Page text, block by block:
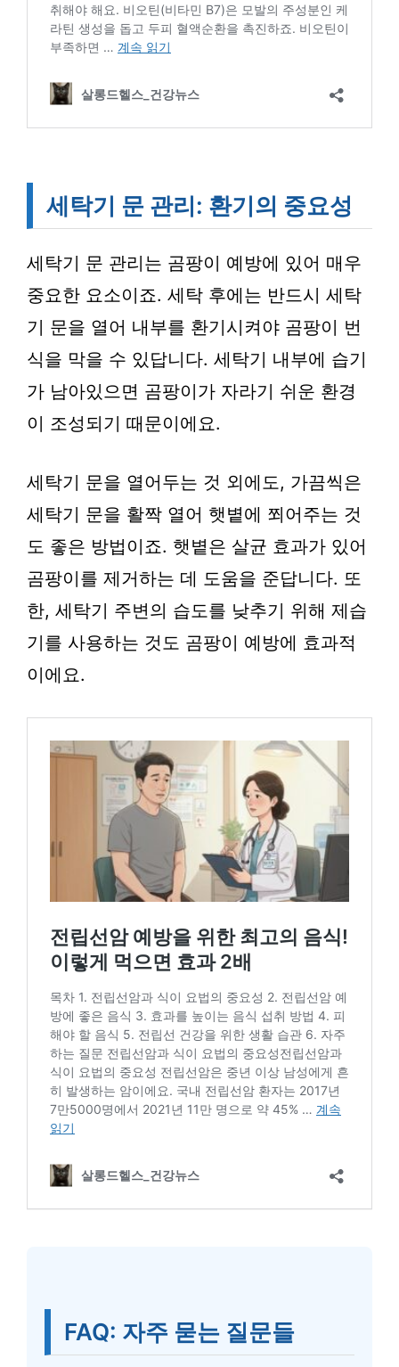
세탁기 문 관리: 환기의 중요성
세탁기 문 관리는 곰팡이 예방에 있어 매우
중요한 요소이죠. 세탁 후에는 반드시 세탁
기 문을 열어 내부를 환기시켜야 곰팡이 번
식을 막을 수 있답니다. 세탁기 내부에 습기
가 남아있으면 곰팡이가 자라기 쉬운 환경
이 조성되기 때문이에요.
세탁기 문을 열어두는 것 외에도, 가끔씩은
세탁기 문을 활짝 열어 햇볕에 쬐어주는 것
도 좋은 방법이죠. 햇볕은 살균 효과가 있어
곰팡이를 제거하는 데 도움을 준답니다. 또
한, 세탁기 주변의 습도를 낮추기 위해 제습
기를 사용하는 것도 곰팡이 예방에 효과적
이에요.
FAQ: 자주 묻는 질문들